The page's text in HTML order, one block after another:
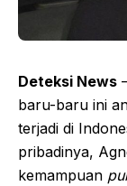
Deteksi News
baru-baru ini
terjadi di
pribadinya,
kemampuan